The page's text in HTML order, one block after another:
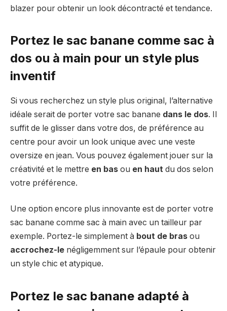
blazer pour obtenir un look décontracté et tendance.
Portez le sac banane comme sac à
dos ou à main pour un style plus
inventif
Si vous recherchez un style plus original, l’alternative
idéale serait de porter votre sac banane dans le dos. Il
suffit de le glisser dans votre dos, de préférence au
centre pour avoir un look unique avec une veste
oversize en jean. Vous pouvez également jouer sur la
créativité et le mettre en bas ou en haut du dos selon
votre préférence.
Une option encore plus innovante est de porter votre
sac banane comme sac à main avec un tailleur par
exemple. Portez-le simplement à bout de bras ou
accrochez-le négligemment sur l’épaule pour obtenir
un style chic et atypique.
Portez le sac banane adapté à